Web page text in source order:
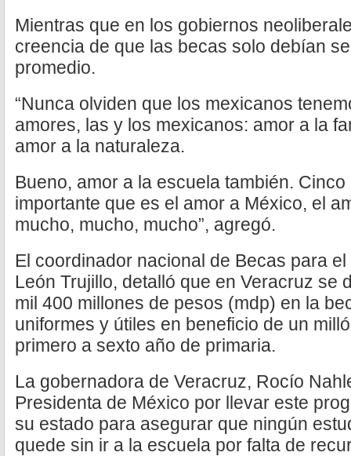
Mientras que en los gobiernos
creencia de que las becas solo debían
promedio.
“Nunca olviden que los mexicanos
amores, las y los mexicanos: amor a la
amor a la naturaleza.
Bueno, amor a la escuela también.
importante que es el amor a México, el
mucho, mucho, mucho”, agregó.
El coordinador nacional de Becas para
León Trujillo, detalló que en Veracruz se
mil 400 millones de pesos (mdp) en la
uniformes y útiles en beneficio de un
primero a sexto año de primaria.
La gobernadora de Veracruz, Rocío
Presidenta de México por llevar este
su estado para asegurar que ningún
quede sin ir a la escuela por falta de